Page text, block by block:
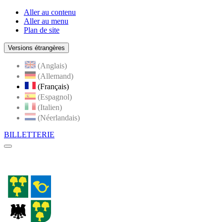
Aller au contenu
Aller au menu
Plan de site
Versions étrangères
(Anglais)
(Allemand)
(Français)
(Espagnol)
(Italien)
(Néerlandais)
BILLETTERIE
Menu